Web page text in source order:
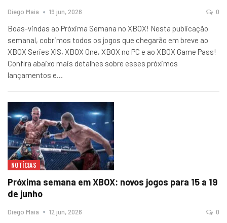
Diego Maia 19 jun, 2026 0
Boas-vindas ao Próxima Semana no XBOX! Nesta publicação
semanal, cobrimos todos os jogos que chegarão em breve ao
XBOX Series X|S, XBOX One, XBOX no PC e ao XBOX Game Pass!
Confira abaixo mais detalhes sobre esses próximos
lançamentos e…
NOTÍCIAS
Próxima semana em XBOX: novos jogos para 15 a 19
de junho
Diego Maia 12 jun, 2026 0